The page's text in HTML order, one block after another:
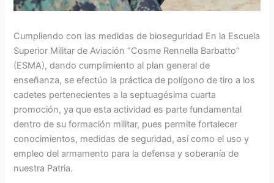
Cumpliendo con las medidas de bioseguridad En la Escuela
Superior Militar de Aviación “Cosme Rennella Barbatto”
(ESMA), dando cumplimiento al plan general de
enseñanza, se efectúo la práctica de polígono de tiro a los
cadetes pertenecientes a la septuagésima cuarta
promoción, ya que esta actividad es parte fundamental
dentro de su formación militar, pues permite fortalecer
conocimientos, medidas de seguridad, así como el uso y
empleo del armamento para la defensa y soberanía de
nuestra Patria.